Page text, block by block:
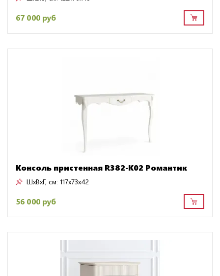
67 000 руб
Консоль пристенная R382-K02 Романтик
ШxВxГ, см: 117x73x42
56 000 руб